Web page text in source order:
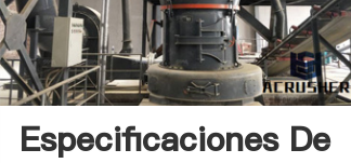
Especificaciones De